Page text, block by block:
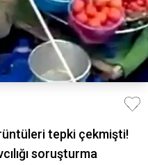
tepki çekmişti!
soruşturma